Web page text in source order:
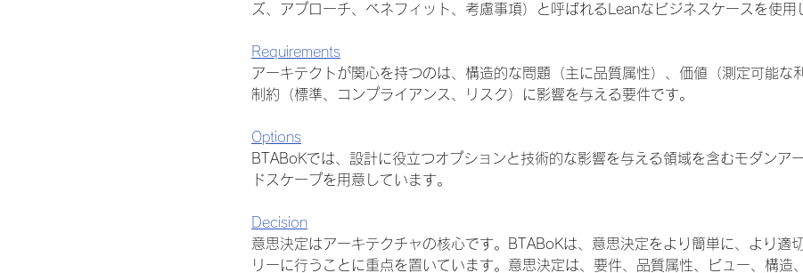
ズ、アプローチ、ベネフィット、考慮事項）と呼ばれるLeanなビジネスケースを使用
Requirements
アーキテクトが関心を持つのは、構造的な問題（主に品質属性）、価値（測定可能な
制約（標準、コンプライアンス、リスク）に影響を与える要件です。
Options
BTABoKでは、設計に役立つオプションと技術的な影響を与える領域を含むモダンア
ドスケープを用意しています。
Decision
意思決定はアーキテクチャの核心です。BTABoKは、意思決定をより簡単に、より適
リーに行うことに重点を置いています。意思決定は、要件、品質属性、ビュー、構造